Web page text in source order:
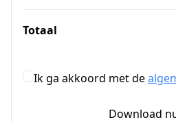
Totaal
Ik ga akkoord met de
Download